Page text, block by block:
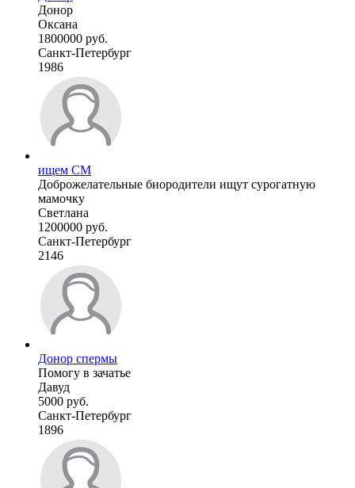
Донор
Оксана
1800000 руб.
Санкт-Петербург
1986
ищем СМ
Доброжелательные биородители ищут сурогатную
мамочку
Светлана
1200000 руб.
Санкт-Петербург
2146
Донор спермы
Помогу в зачатье
Давуд
5000 руб.
Санкт-Петербург
1896